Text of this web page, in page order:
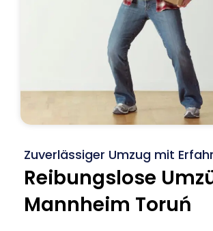
Zuverlässiger Umzug mit
Reibungslose
Mannheim Toruń